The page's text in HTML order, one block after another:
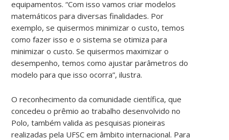
equipamentos. “Com isso vamos criar modelos
matemáticos para diversas finalidades. Por
exemplo, se quisermos minimizar o custo, temos
como fazer isso e o sistema se otimiza para
minimizar o custo. Se quisermos maximizar o
desempenho, temos como ajustar parâmetros do
modelo para que isso ocorra”, ilustra.
O reconhecimento da comunidade científica, que
concedeu o prêmio ao trabalho desenvolvido no
Polo, também valida as pesquisas pioneiras
realizadas pela UFSC em âmbito internacional. Para